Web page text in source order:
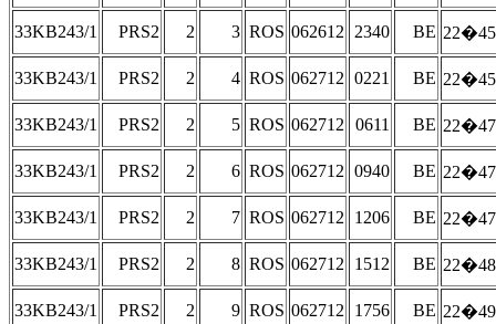
33KB243/1 PRS2 2 3 ROS 062612 2340 BE
33KB243/1 PRS2 2 4 ROS 062712 0221 BE
33KB243/1 PRS2 2 5 ROS 062712 0611 BE
33KB243/1 PRS2 2 6 ROS 062712 0940 BE
33KB243/1 PRS2 2 7 ROS 062712 1206 BE
33KB243/1 PRS2 2 8 ROS 062712 1512 BE
33KB243/1 PRS2 2 9 ROS 062712 1756 BE